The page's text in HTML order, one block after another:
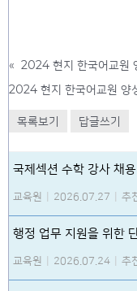
« 2024 현지 한국어교원
목록보기 답글쓰기
국제섹션 수학 강사 채
교육원 2026.07.27 추
행정 업무 지원을 위한
교육원 2026.07.24 추